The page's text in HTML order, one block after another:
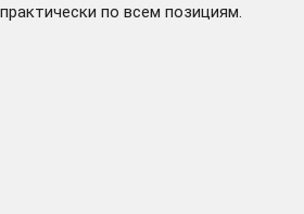
практически по всем позициям.